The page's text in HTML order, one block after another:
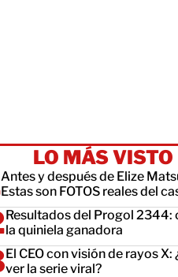
LO MÁS VISTO
Antes y después de Elize
Estas son FOTOS reales del
Resultados del Progol 2344:
la quiniela ganadora
El CEO con visión de rayos X:
ver la serie viral?